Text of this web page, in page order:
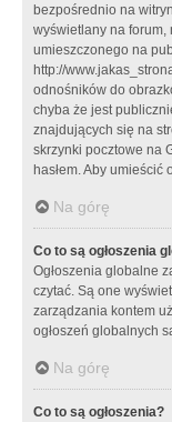
bezpośrednio na
wyświetlany na
umieszczonego na
http://
odnośników do
chyba że jest
znajdujących się na
skrzynki pocztowe na
hasłem. Aby umieścić
Na górę
Co to są ogłoszenia
Ogłoszenia globalne
czytać. Są one
zarządzania kontem
ogłoszeń globalnych
Na górę
Co to są ogłoszenia?